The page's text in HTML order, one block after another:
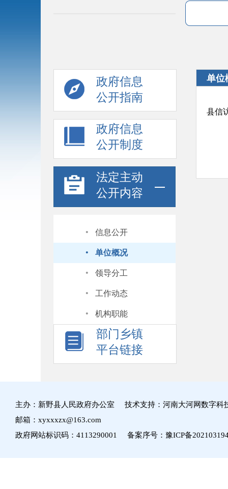
政府信息
公开指南
政府信息
公开制度
法定主动
公开内容
· 信息公开
· 单位概况
· 领导分工
· 工作动态
· 机构职能
部门乡镇
平台链接
单位
县信
主办：新野县人民政府办公室 技术支持：河南大河网数字科
邮箱：xyxxxzx@163.com
政府网站标识码：4113290001 备案序号： 豫ICP备